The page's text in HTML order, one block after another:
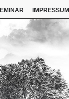
IMPRESSUM